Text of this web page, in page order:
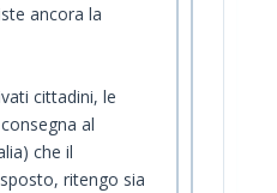
ancora la
cittadini, le
al
che il
ritengo sia